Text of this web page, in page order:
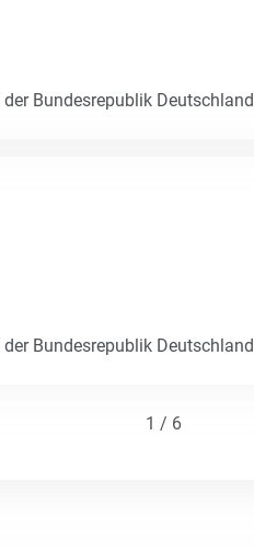
Bundesrepublik Deutschland
Bundesrepublik Deutschland
1 / 6